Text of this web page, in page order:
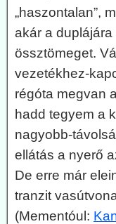
„haszontalan”,
akár a
össztömeget.
vezetékhez-
régóta megvan
hadd tegyem a
nagyobb-
ellátás a nyerő
De erre már
tranzit
(Mementóul: